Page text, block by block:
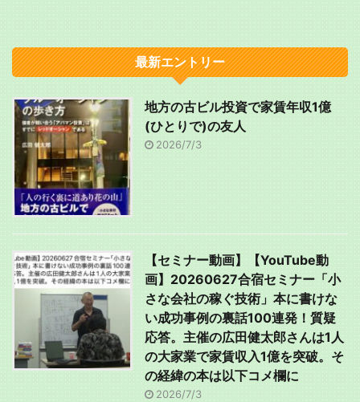
最新エントリー
地方の古ビル投資で家賃年収1億
(ひとりで)の友人
2026/7/3
【セミナー動画】【YouTube動
画】20260627合宿セミナー「小
さな会社の稼ぐ技術」本に書けな
い成功事例の裏話100連発！質疑
応答。主催の広田健太郎さんは1人
の大家業で家賃収入1億を突破。そ
の経緯の本は以下コメ欄に
2026/7/3